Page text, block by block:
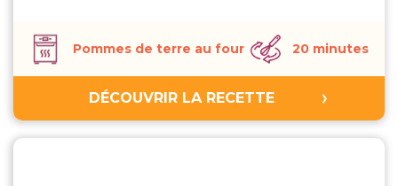
Pommes de terre au four 20 minutes
DÉCOUVRIR LA RECETTE